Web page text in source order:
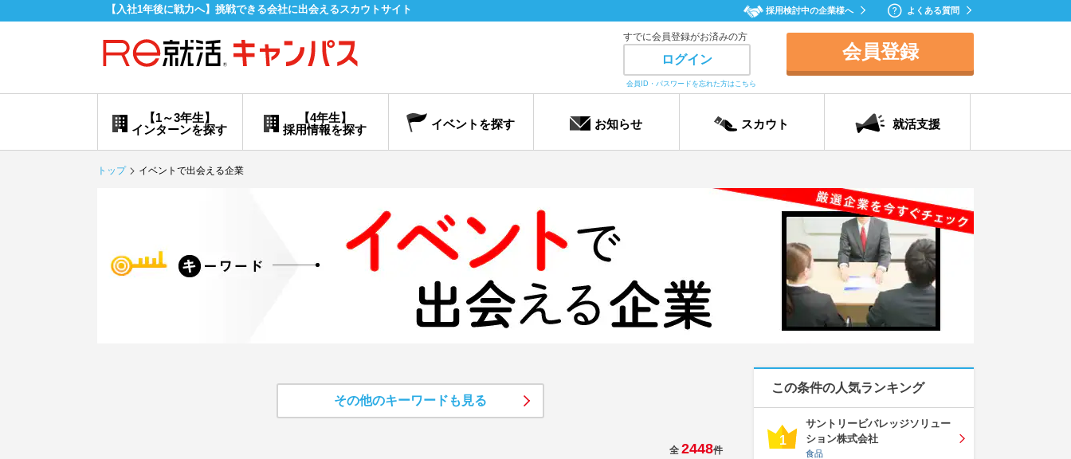
【入社1年後に戦力へ】挑戦できる会社に出会えるスカウトサイト 採用検討中の企業様へ よくある質問
すでに会員登録がお済みの方
ログイン
会員ID・パスワードを忘れた方はこちら
会員登録
【4年生】
採用情報を探す
【1～3年生】
インターンを探す
イベントを探す お知らせ スカウト 就活支援
トップ イベントで出会える企業
その他のキーワードも見る
全 2448件
この条件の人気ランキング
1
サントリービバレッジソリュー
ション株式会社
食品